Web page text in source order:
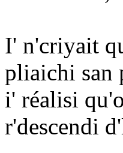
I' n'criyait
pliaichi san
i' réalisi
r'descendi